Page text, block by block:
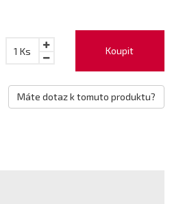
Koupit
1 Ks
Máte dotaz k tomuto produktu?